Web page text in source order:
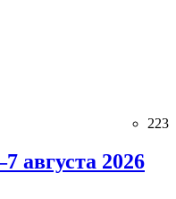
223
августа 2026